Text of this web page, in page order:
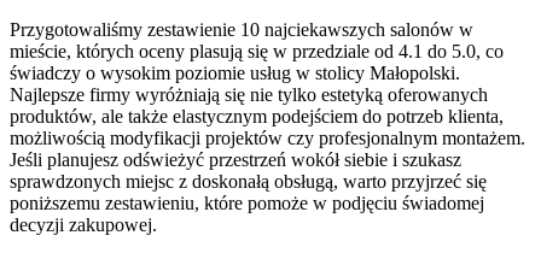
Przygotowaliśmy zestawienie 10 najciekawszych salonów w
mieście, których oceny plasują się w przedziale od 4.1 do 5.0, co
świadczy o wysokim poziomie usług w stolicy Małopolski.
Najlepsze firmy wyróżniają się nie tylko estetyką oferowanych
produktów, ale także elastycznym podejściem do potrzeb klienta,
możliwością modyfikacji projektów czy profesjonalnym montażem.
Jeśli planujesz odświeżyć przestrzeń wokół siebie i szukasz
sprawdzonych miejsc z doskonałą obsługą, warto przyjrzeć się
poniższemu zestawieniu, które pomoże w podjęciu świadomej
decyzji zakupowej.